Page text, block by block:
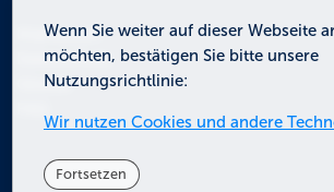
Wenn Sie weiter auf dieser Webseite
möchten, bestätigen Sie bitte unsere
Nutzungsrichtlinie:
Wir nutzen Cookies und andere
Fortsetzen
Impressum
Datenschutz
Glossar